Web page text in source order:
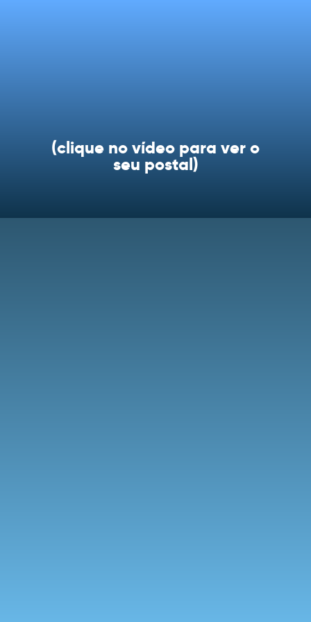
(clique no vídeo para ver o
seu postal)